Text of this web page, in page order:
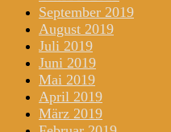
September 2019
August 2019
Juli 2019
Juni 2019
Mai 2019
April 2019
März 2019